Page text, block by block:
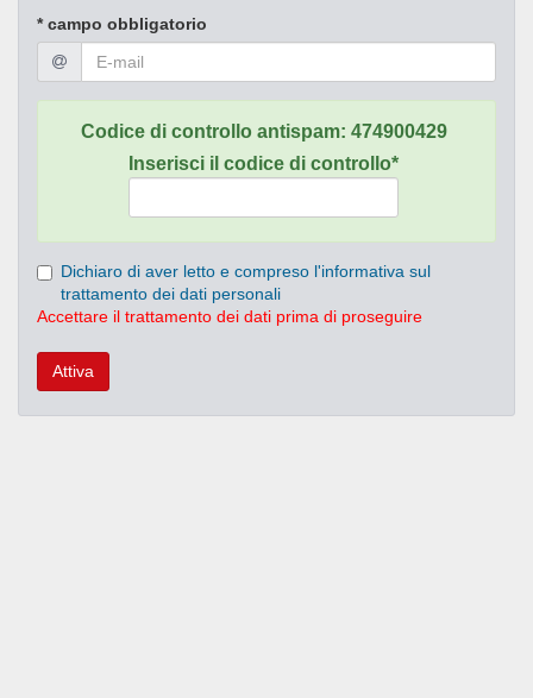
* campo obbligatorio
Codice di controllo antispam: 474900429
Inserisci il codice di controllo*
Dichiaro di aver letto e compreso l'informativa sul
trattamento dei dati personali
Accettare il trattamento dei dati prima di proseguire
Attiva